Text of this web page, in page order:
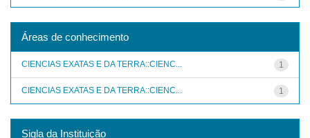
Áreas de conhecimento
1
CIENCIAS EXATAS E DA TERRA::CIENC...
1
CIENCIAS EXATAS E DA TERRA::CIENC...
Sigla da Instituição